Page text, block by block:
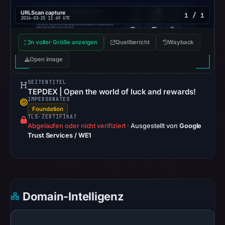
UTC.
Google
Safe
Mar
URLScan
captured
URLScan capture
2026-03-25 11:49 UTC 1 / 1
In voller Größe anzeigen Quellbericht Wayback
Open image
SEITENTITEL
TEPDEX | Open the world of luck and rewards!
IMPERSONATES
Foundation
TLS-ZERTIFIKAT
Abgelaufen oder nicht verifiziert · Ausgestellt von Google
Trust Services / WE1
Domain-Intelligenz